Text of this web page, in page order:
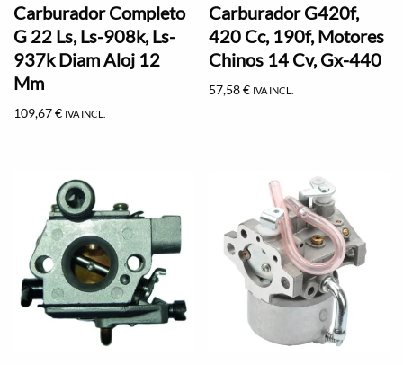
Carburador Completo
G 22 Ls, Ls-908k, Ls-
937k Diam Aloj 12
Mm
109,67€ IVA INCL.
Carburador G420f,
420 Cc, 190f, Motores
Chinos 14 Cv, Gx-440
57,58€ IVA INCL.